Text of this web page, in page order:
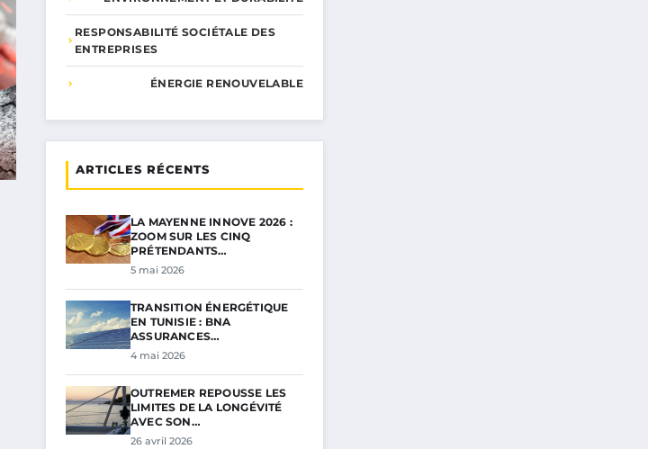
RESPONSABILITÉ SOCIÉTALE DES
ENTREPRISES
ÉNERGIE RENOUVELABLE
ARTICLES RÉCENTS
LA MAYENNE INNOVE 2026 :
ZOOM SUR LES CINQ
PRÉTENDANTS…
5 mai 2026
TRANSITION ÉNERGÉTIQUE
EN TUNISIE : BNA
ASSURANCES…
4 mai 2026
OUTREMER REPOUSSE LES
LIMITES DE LA LONGÉVITÉ
AVEC SON…
26 avril 2026